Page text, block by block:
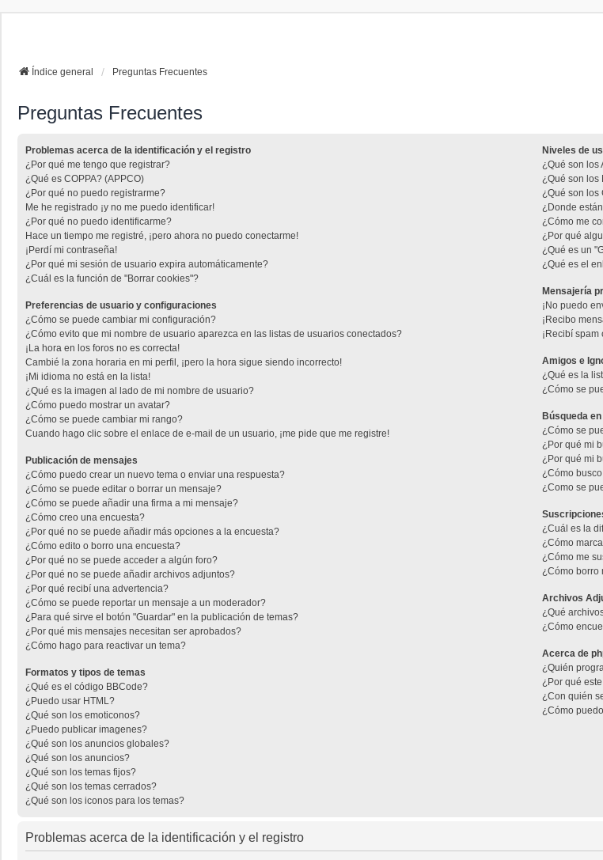
Índice general Preguntas Frecuentes
Preguntas Frecuentes
Problemas acerca de la identificación y el registro
¿Por qué me tengo que registrar?
¿Qué es COPPA? (APPCO)
¿Por qué no puedo registrarme?
Me he registrado ¡y no me puedo identificar!
¿Por qué no puedo identificarme?
Hace un tiempo me registré, ¡pero ahora no puedo conectarme!
¡Perdí mi contraseña!
¿Por qué mi sesión de usuario expira automáticamente?
¿Cuál es la función de "Borrar cookies"?
Preferencias de usuario y configuraciones
¿Cómo se puede cambiar mi configuración?
¿Cómo evito que mi nombre de usuario aparezca en las listas de usuarios conectados?
¡La hora en los foros no es correcta!
Cambié la zona horaria en mi perfil, ¡pero la hora sigue siendo incorrecto!
¡Mi idioma no está en la lista!
¿Qué es la imagen al lado de mi nombre de usuario?
¿Cómo puedo mostrar un avatar?
¿Cómo se puede cambiar mi rango?
Cuando hago clic sobre el enlace de e-mail de un usuario, ¡me pide que me registre!
Publicación de mensajes
¿Cómo puedo crear un nuevo tema o enviar una respuesta?
¿Cómo se puede editar o borrar un mensaje?
¿Cómo se puede añadir una firma a mi mensaje?
¿Cómo creo una encuesta?
¿Por qué no se puede añadir más opciones a la encuesta?
¿Cómo edito o borro una encuesta?
¿Por qué no se puede acceder a algún foro?
¿Por qué no se puede añadir archivos adjuntos?
¿Por qué recibí una advertencia?
¿Cómo se puede reportar un mensaje a un moderador?
¿Para qué sirve el botón "Guardar" en la publicación de temas?
¿Por qué mis mensajes necesitan ser aprobados?
¿Cómo hago para reactivar un tema?
Formatos y tipos de temas
¿Qué es el código BBCode?
¿Puedo usar HTML?
¿Qué son los emoticonos?
¿Puedo publicar imagenes?
¿Qué son los anuncios globales?
¿Qué son los anuncios?
¿Qué son los temas fijos?
¿Qué son los temas cerrados?
¿Qué son los iconos para los temas?
Niveles de
¿Qué son los
¿Qué son los
¿Qué son los
¿Donde
¿Cómo me
¿Por qué
¿Qué es un
¿Qué es el
Mensajería
¡No puedo
¡Recibo
¡Recibí
Amigos e
¿Qué es la
¿Cómo se
Búsqueda
¿Cómo se
¿Por qué mi
¿Por qué mi
¿Cómo
¿Como se
¿Cuál es la
¿Cómo
¿Cómo me
¿Cómo borro
Archivos
¿Qué
¿Cómo
Acerca de
¿Quién
¿Por qué
¿Con quién
¿Cómo
Problemas acerca de la identificación y el registro